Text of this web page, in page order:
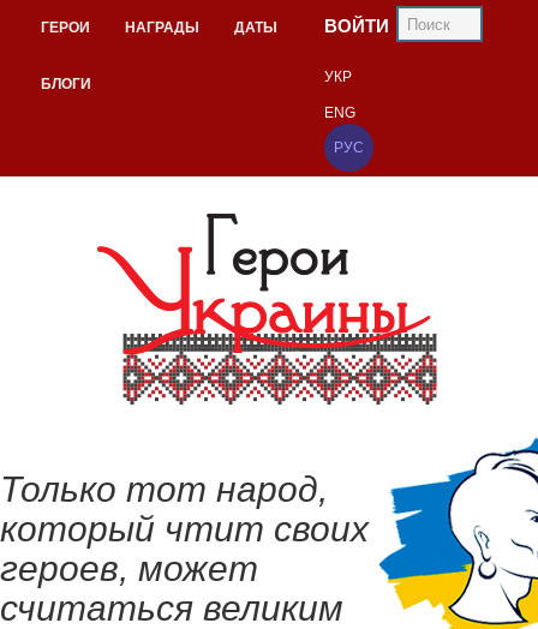
ГЕРОИ НАГРАДЫ ДАТЫ
БЛОГИ
ВОЙТИ
УКР
ENG
РУС
Только тот народ,
который чтит своих
героев, может
считаться великим